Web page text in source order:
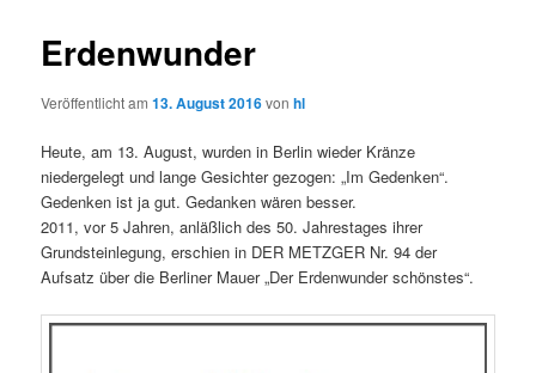
Erdenwunder
Veröffentlicht am13. August 2016vonhl
Heute, am 13. August, wurden in Berlin wieder Kränze
niedergelegt und lange Gesichter gezogen: „Im Gedenken“.
Gedenken ist ja gut. Gedanken wären besser.
2011, vor 5 Jahren, anläßlich des 50. Jahrestages ihrer
Grundsteinlegung, erschien in DER METZGER Nr. 94 der
Aufsatz über die Berliner Mauer „Der Erdenwunder schönstes“.